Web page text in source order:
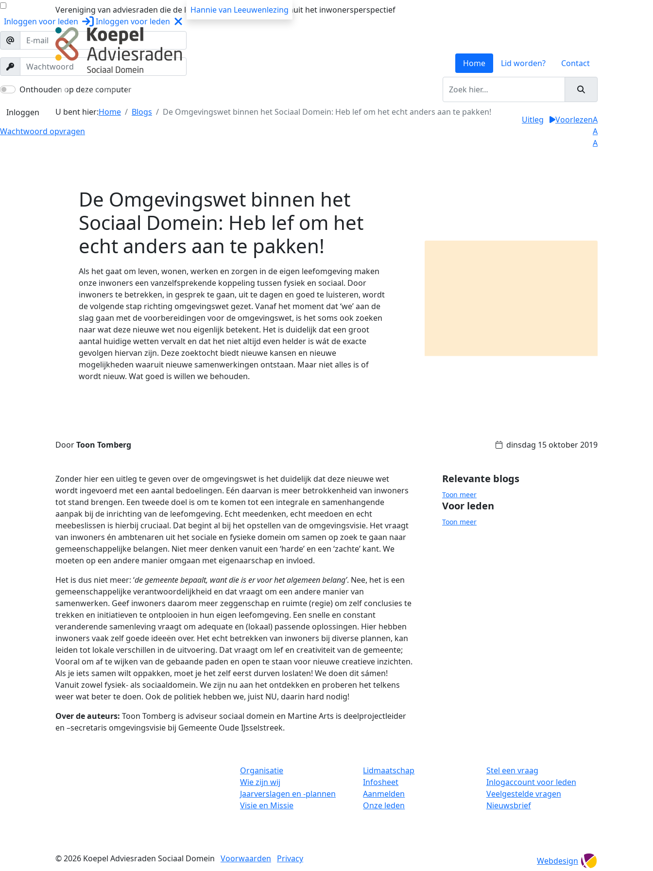
Inloggen voor leden Inloggen voor leden
Onthouden op deze computer
Inloggen
Wachtwoord opvragen
Hannie van Leeuwenlezing
Vereniging van adviesraden die de lokale overheid adviseren vanuit het inwonersperspectief
Home Lid worden? Contact
Over ons Trainingen
U bent hier:Home Blogs De Omgevingswet binnen het Sociaal Domein: Heb lef om het echt anders aan te pakken!
Uitleg VoorlezenA
A
A
De Omgevingswet binnen het
Sociaal Domein: Heb lef om het
echt anders aan te pakken!
Als het gaat om leven, wonen, werken en zorgen in de eigen leefomgeving maken
onze inwoners een vanzelfsprekende koppeling tussen fysiek en sociaal. Door
inwoners te betrekken, in gesprek te gaan, uit te dagen en goed te luisteren, wordt
de volgende stap richting omgevingswet gezet. Vanaf het moment dat ‘we’ aan de
slag gaan met de voorbereidingen voor de omgevingswet, is het soms ook zoeken
naar wat deze nieuwe wet nou eigenlijk betekent. Het is duidelijk dat een groot
aantal huidige wetten vervalt en dat het niet altijd even helder is wát de exacte
gevolgen hiervan zijn. Deze zoektocht biedt nieuwe kansen en nieuwe
mogelijkheden waaruit nieuwe samenwerkingen ontstaan. Maar niet alles is of
wordt nieuw. Wat goed is willen we behouden.
DoorToon Tomberg dinsdag 15 oktober 2019
Zonder hier een uitleg te geven over de omgevingswet is het duidelijk dat deze nieuwe wet
wordt ingevoerd met een aantal bedoelingen. Eén daarvan is meer betrokkenheid van inwoners
tot stand brengen. Een tweede doel is om te komen tot een integrale en samenhangende
aanpak bij de inrichting van de leefomgeving. Echt meedenken, echt meedoen en echt
meebeslissen is hierbij cruciaal. Dat begint al bij het opstellen van de omgevingsvisie. Het vraagt
van inwoners én ambtenaren uit het sociale en fysieke domein om samen op zoek te gaan naar
gemeenschappelijke belangen. Niet meer denken vanuit een ‘harde’ en een ‘zachte’ kant. We
moeten op een andere manier omgaan met eigenaarschap en invloed.
Het is dus niet meer: ‘de gemeente bepaalt, want die is er voor het algemeen belang’. Nee, het is een
gemeenschappelijke verantwoordelijkheid en dat vraagt om een andere manier van
samenwerken. Geef inwoners daarom meer zeggenschap en ruimte (regie) om zelf conclusies te
trekken en initiatieven te ontplooien in hun eigen leefomgeving. Een snelle en constant
veranderende samenleving vraagt om adequate en (lokaal) passende oplossingen. Hier hebben
inwoners vaak zelf goede ideeën over. Het echt betrekken van inwoners bij diverse plannen, kan
leiden tot lokale verschillen in de uitvoering. Dat vraagt om lef en creativiteit van de gemeente;
Vooral om af te wijken van de gebaande paden en open te staan voor nieuwe creatieve inzichten.
Als je iets samen wilt oppakken, moet je het zelf eerst durven loslaten! We doen dit sámen!
Vanuit zowel fysiek- als sociaaldomein. We zijn nu aan het ontdekken en proberen het telkens
weer wat beter te doen. Ook de politiek hebben we, juist NU, daarin hard nodig!
Over de auteurs: Toon Tomberg is adviseur sociaal domein en Martine Arts is deelprojectleider
en –secretaris omgevingsvisie bij Gemeente Oude IJsselstreek.
Relevante blogs
Toon meer
Voor leden
Toon meer
Organisatie
Wie zijn wij
Jaarverslagen en -plannen
Visie en Missie
Lidmaatschap
Infosheet
Aanmelden
Onze leden
Stel een vraag
Inlogaccount voor leden
Veelgestelde vragen
Nieuwsbrief
© 2026 Koepel Adviesraden Sociaal Domein Voorwaarden Privacy Webdesign